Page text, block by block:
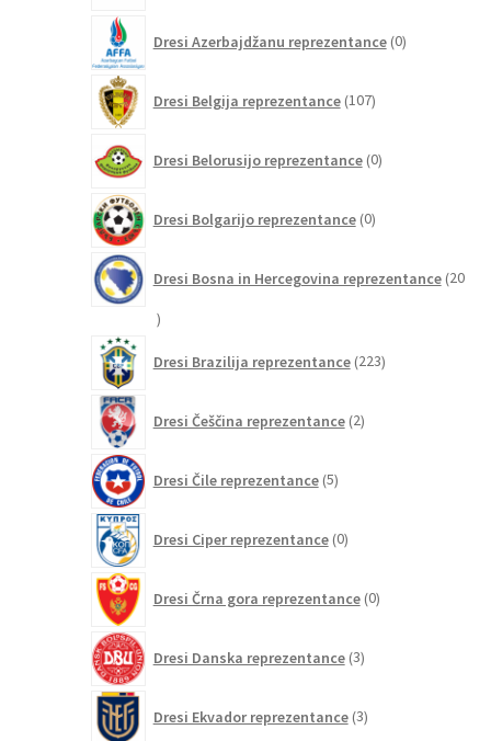
Dresi Azerbajdžanu reprezentance 0izdelkov
Dresi Belgija reprezentance 107izdelkov
Dresi Belorusijo reprezentance 0izdelkov
Dresi Bolgarijo reprezentance 0izdelkov
Dresi Bosna in Hercegovina reprezentance 20
20
Dresi Brazilija reprezentance 223izdelkov
Dresi Češčina reprezentance 2izdelka
Dresi Čile reprezentance 5izdelkov
Dresi Ciper reprezentance 0izdelkov
Dresi Črna gora reprezentance 0izdelkov
Dresi Danska reprezentance 3izdelki
Dresi Ekvador reprezentance 3izdelki